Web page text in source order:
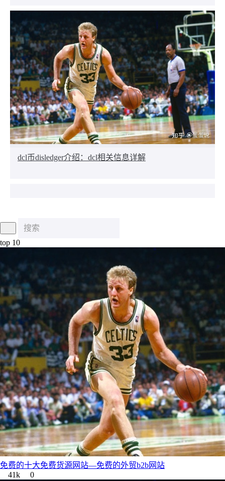
dcl币disledger介绍：dcl相关信息详解
top 10
免费的十大免费货源网站—免费的外贸b2b网站
41k
0